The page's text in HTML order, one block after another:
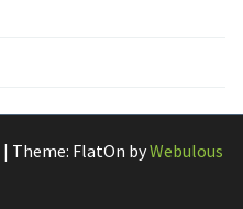
| Theme: FlatOn byWebulous